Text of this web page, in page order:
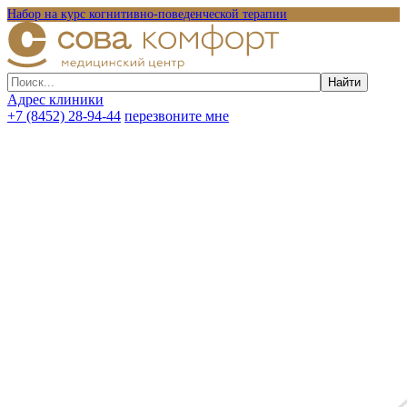
Набор на курс когнитивно-поведенческой терапии
Адрес клиники
+7 (8452) 28-94-44 перезвоните мне